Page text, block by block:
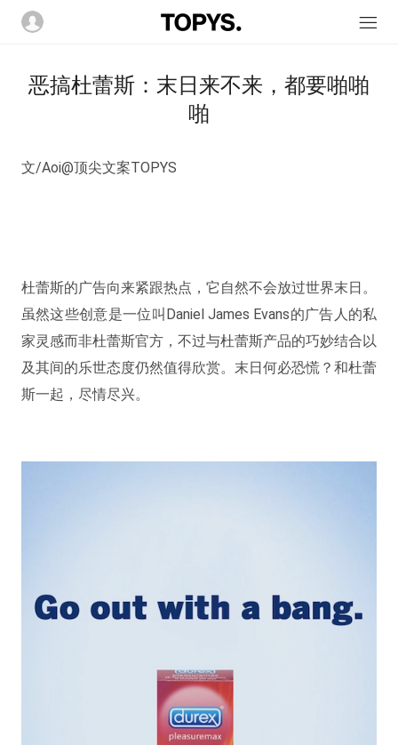
恶搞杜蕾斯：末日来不来，都要啪啪
啪
文/Aoi@顶尖文案TOPYS
杜蕾斯的广告向来紧跟热点，它自然不会放过世界末日。
虽然这些创意是一位叫Daniel James Evans的广告人的私
家灵感而非杜蕾斯官方，不过与杜蕾斯产品的巧妙结合以
及其间的乐世态度仍然值得欣赏。末日何必恐慌？和杜蕾
斯一起，尽情尽兴。